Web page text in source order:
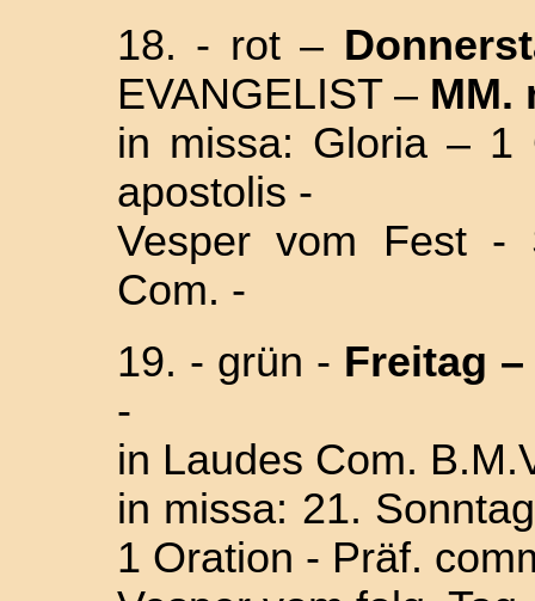
18. - rot –
EVANGELIST – MM.
in missa: Gloria – 1
apostolis -
Vesper vom Fest -
Com. -
19. - grün - Freitag –
-
in Laudes Com.
in missa: 21.
1 Oration - Präf.